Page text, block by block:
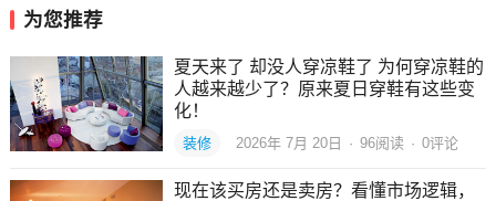
为您推荐
夏天来了 却没人穿凉鞋了 为何穿凉鞋的
人越来越少了？原来夏日穿鞋有这些变
化！
装修 2026年 7月 20日 · 96阅读 · 0评论
现在该买房还是卖房？看懂市场逻辑，